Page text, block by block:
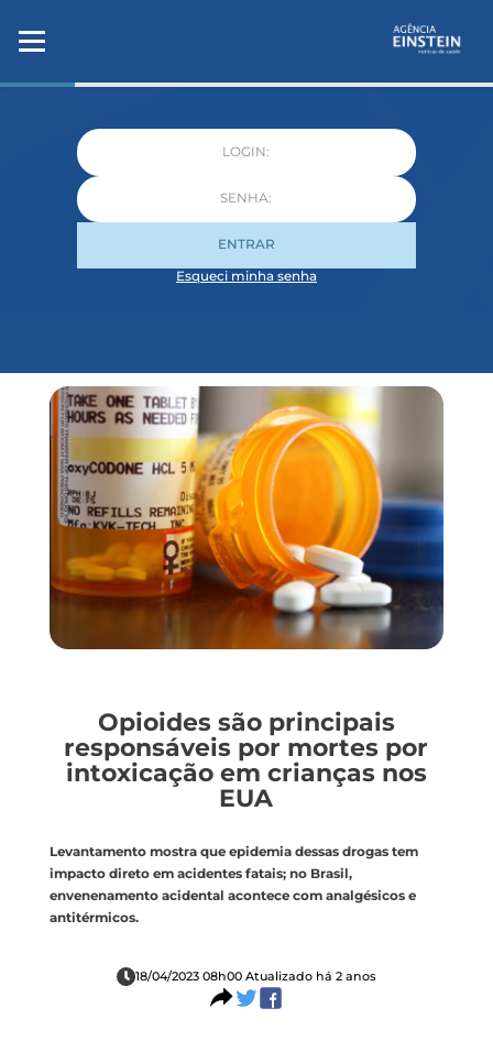
ENTRAR
Esqueci minha senha
Opioides são principais
responsáveis por mortes por
intoxicação em crianças nos
EUA
Levantamento mostra que epidemia dessas drogas tem
impacto direto em acidentes fatais; no Brasil,
envenenamento acidental acontece com analgésicos e
antitérmicos.
18/04/2023 08h00 Atualizado há 2 anos